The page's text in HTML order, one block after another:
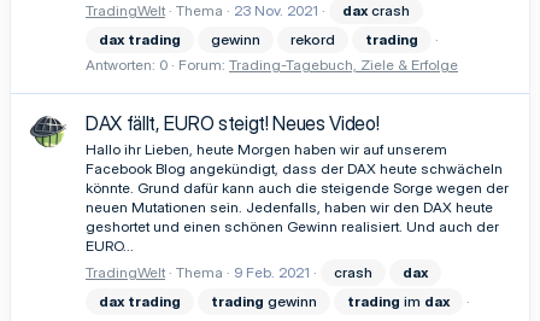
TradingWelt Thema 23 Nov. 2021 daxcrash
dax trading gewinn rekord
trading
Antworten: 0
Forum: Trading-Tagebuch, Ziele & Erfolge
DAX fällt, EURO steigt! Neues Video!
Hallo ihr Lieben, heute Morgen haben wir auf unserem
Facebook Blog angekündigt, dass der DAX heute schwächeln
könnte. Grund dafür kann auch die steigende Sorge wegen der
neuen Mutationen sein. Jedenfalls, haben wir den DAX heute
geshortet und einen schönen Gewinn realisiert. Und auch der
EURO...
TradingWelt Thema 9 Feb. 2021 crash
dax
dax trading trading gewinn trading im dax